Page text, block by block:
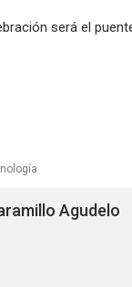
será el
Agudelo